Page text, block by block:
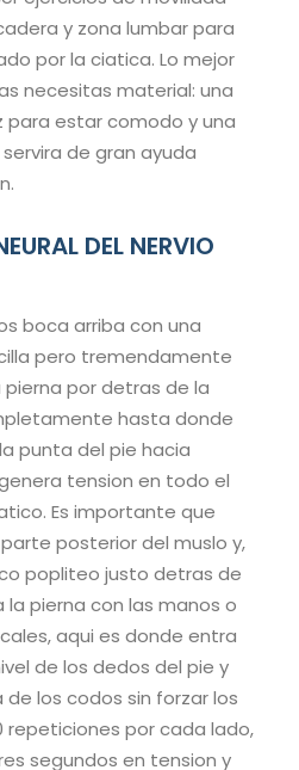
y zona lumbar para
por la ciatica. Lo mejor
necesitas material: una
estar comodo y una
de gran ayuda
DEL NERVIO
boca arriba con una
pero tremendamente
por detras de la
hasta donde
punta del pie hacia
tension en todo el
Es importante que
posterior del muslo y,
popliteo justo detras de
la pierna con las manos o
aqui es donde entra
de los dedos del pie y
los codos sin forzar los
repeticiones por cada lado,
segundos en tension y